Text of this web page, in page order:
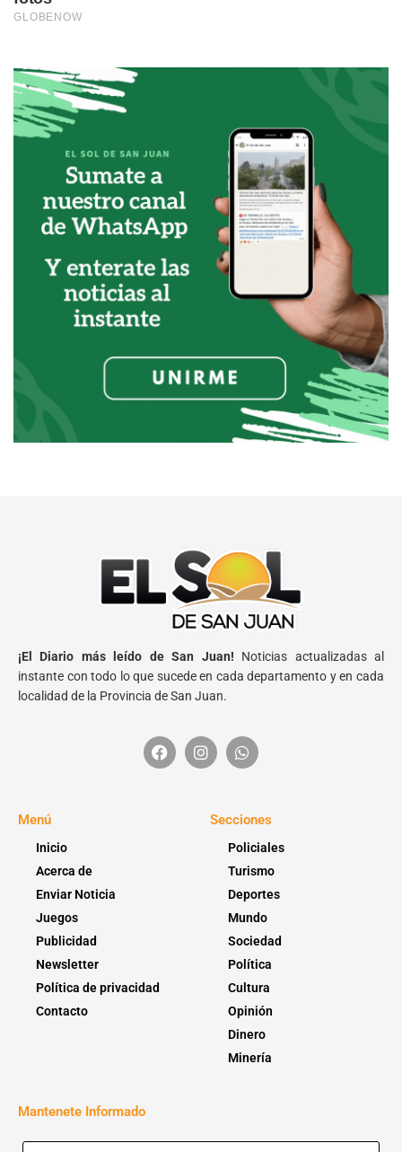
¡El Diario más leído de San Juan! Noticias actualizadas al
instante con todo lo que sucede en cada departamento y en cada
localidad de la Provincia de San Juan.
Menú
Inicio
Acerca de
Enviar Noticia
Juegos
Publicidad
Newsletter
Política de privacidad
Contacto
Secciones
Policiales
Turismo
Deportes
Mundo
Sociedad
Política
Cultura
Opinión
Dinero
Minería
Mantenete Informado